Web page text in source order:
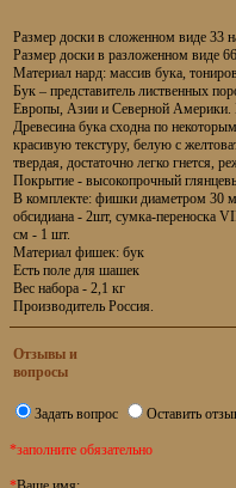
Размер доски в сложенном виде 33
Размер доски в разложенном виде
Материал нард: массив бука,
Бук – представитель лиственных
Европы, Азии и Северной Америки.
Древесина бука сходна по
красивую текстуру, белую с
твердая, достаточно легко гнется,
Покрытие - высокопрочный
В комплекте: фишки диаметром 30
обсидиана - 2шт, сумка-переноска
см - 1 шт.
Материал фишек: бук
Есть поле для шашек
Вес набора - 2,1 кг
Производитель Россия.
Отзывы и
вопросы
Задать вопрос Оставить
*заполните обязательно